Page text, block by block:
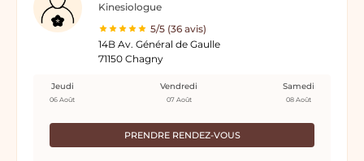
Kinesiologue
5/5 (36 avis)
14B Av. Général de Gaulle
71150 Chagny
PRENDRE RENDEZ-VOUS
Jeudi
06 Août
Vendredi
07 Août
Samedi
08 Août